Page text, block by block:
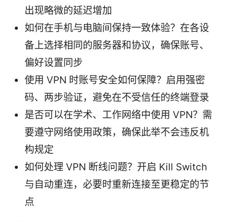
出现略微的延迟增加
如何在手机与电脑间保持一致体验？在各设
备上选择相同的服务器和协议，确保账号、
偏好设置同步
使用 VPN 时账号安全如何保障？启用强密
码、两步验证，避免在不受信任的终端登录
是否可以在学术、工作网络中使用 VPN？需
要遵守网络使用政策，确保此举不会违反机
构规定
如何处理 VPN 断线问题？开启 Kill Switch
与自动重连，必要时重新连接至更稳定的节
点